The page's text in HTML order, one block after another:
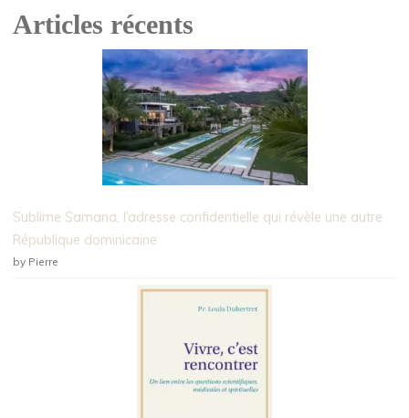
Articles récents
Sublime Samana, l’adresse confidentielle qui révèle une autre
République dominicaine
by Pierre